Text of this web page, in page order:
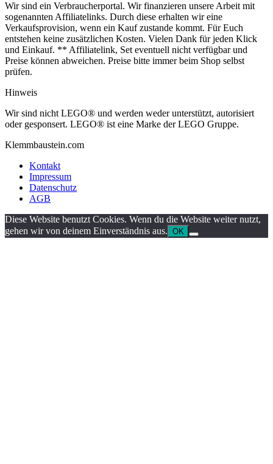
Wir sind ein Verbraucherportal. Wir finanzieren unsere Arbeit mit
sogenannten Affiliatelinks. Durch diese erhalten wir eine
Verkaufsprovision, wenn ein Kauf zustande kommt. Für Euch
entstehen keine zusätzlichen Kosten. Vielen Dank für jeden Klick
und Einkauf. ** Affiliatelink, Set eventuell nicht verfügbar und
Preise können abweichen. Preise bitte immer beim Shop selbst
prüfen.
Hinweis
Wir sind nicht LEGO® und werden weder unterstützt, autorisiert
oder gesponsert. LEGO® ist eine Marke der LEGO Gruppe.
Klemmbaustein.com
Kontakt
Impressum
Datenschutz
AGB
Diese Website benutzt Cookies. Wenn du die Website weiter nutzt,
gehen wir von deinem Einverständnis aus. OK